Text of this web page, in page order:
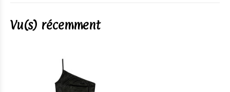
Vu(s) récemment